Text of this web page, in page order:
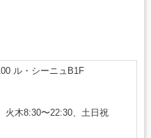
ル・シーニュB1F
火木8:30〜22:30、土日祝